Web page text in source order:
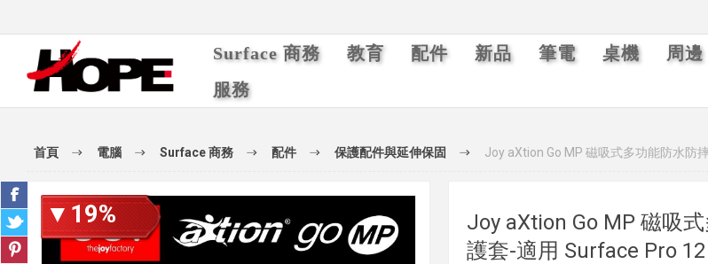
Surface 商務 教育 配件 新品 筆電 桌機 周邊
服務
首頁 電腦 Surface 商務 配件 保護配件與延伸保固 Joy aXtion Go MP 磁吸式多功能防水防
▼19%
Joy aXtion Go MP 磁吸
護套-適用 Surface Pro